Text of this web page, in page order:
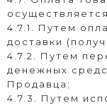
4.7.1. Путем
доставки
4.7.2. Путем
денежных
Продавца;
4.7.3. Путем